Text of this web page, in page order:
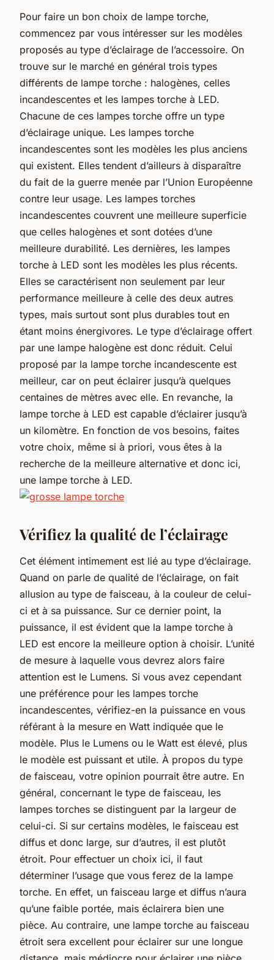
Pour faire un bon choix de lampe torche,
commencez par vous intéresser sur les modèles
proposés au type d’éclairage de l’accessoire. On
trouve sur le marché en général trois types
différents de lampe torche : halogènes, celles
incandescentes et les lampes torche à LED.
Chacune de ces lampes torche offre un type
d’éclairage unique. Les lampes torche
incandescentes sont les modèles les plus anciens
qui existent. Elles tendent d’ailleurs à disparaître
du fait de la guerre menée par l’Union Européenne
contre leur usage. Les lampes torches
incandescentes couvrent une meilleure superficie
que celles halogènes et sont dotées d’une
meilleure durabilité. Les dernières, les lampes
torche à LED sont les modèles les plus récents.
Elles se caractérisent non seulement par leur
performance meilleure à celle des deux autres
types, mais surtout sont plus durables tout en
étant moins énergivores. Le type d’éclairage offert
par une lampe halogène est donc réduit. Celui
proposé par la lampe torche incandescente est
meilleur, car on peut éclairer jusqu’à quelques
centaines de mètres avec elle. En revanche, la
lampe torche à LED est capable d’éclairer jusqu’à
un kilomètre. En fonction de vos besoins, faites
votre choix, même si à priori, vous êtes à la
recherche de la meilleure alternative et donc ici,
une lampe torche à LED.
Vérifiez la qualité de l’éclairage
Cet élément intimement est lié au type d’éclairage.
Quand on parle de qualité de l’éclairage, on fait
allusion au type de faisceau, à la couleur de celui-
ci et à sa puissance. Sur ce dernier point, la
puissance, il est évident que la lampe torche à
LED est encore la meilleure option à choisir. L’unité
de mesure à laquelle vous devrez alors faire
attention est le Lumens. Si vous avez cependant
une préférence pour les lampes torche
incandescentes, vérifiez-en la puissance en vous
référant à la mesure en Watt indiquée que le
modèle. Plus le Lumens ou le Watt est élevé, plus
le modèle est puissant et utile. À propos du type
de faisceau, votre opinion pourrait être autre. En
général, concernant le type de faisceau, les
lampes torches se distinguent par la largeur de
celui-ci. Si sur certains modèles, le faisceau est
diffus et donc large, sur d’autres, il est plutôt
étroit. Pour effectuer un choix ici, il faut
déterminer l’usage que vous ferez de la lampe
torche. En effet, un faisceau large et diffus n’aura
qu’une faible portée, mais éclairera bien une
pièce. Au contraire, une lampe torche au faisceau
étroit sera excellent pour éclairer sur une longue